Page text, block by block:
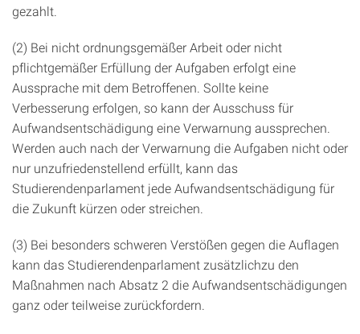
gezahlt.
(2) Bei nicht ordnungsgemäßer Arbeit oder nicht
pflichtgemäßer Erfüllung der Aufgaben erfolgt eine
Aussprache mit dem Betroffenen. Sollte keine
Verbesserung erfolgen, so kann der Ausschuss für
Aufwandsentschädigung eine Verwarnung aussprechen.
Werden auch nach der Verwarnung die Aufgaben nicht oder
nur unzufriedenstellend erfüllt, kann das
Studierendenparlament jede Aufwandsentschädigung für
die Zukunft kürzen oder streichen.
(3) Bei besonders schweren Verstößen gegen die Auflagen
kann das Studierendenparlament zusätzlichzu den
Maßnahmen nach Absatz 2 die Aufwandsentschädigungen
ganz oder teilweise zurückfordern.